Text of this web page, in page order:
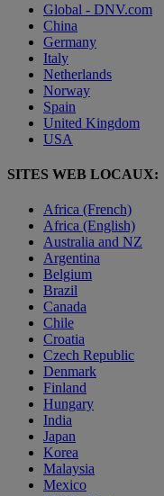
Global - DNV.com
China
Germany
Italy
Netherlands
Norway
Spain
United Kingdom
USA
SITES WEB LOCAUX:
Africa (French)
Africa (English)
Australia and NZ
Argentina
Belgium
Brazil
Canada
Chile
Croatia
Czech Republic
Denmark
Finland
Hungary
India
Japan
Korea
Malaysia
Mexico